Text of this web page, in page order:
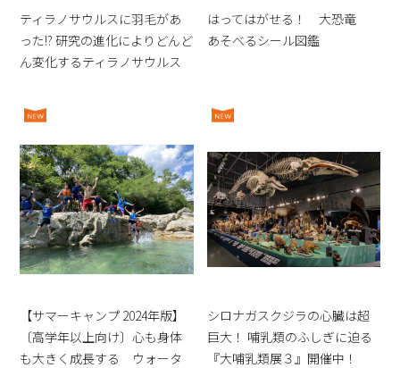
ティラノサウルスに羽毛があ
った!? 研究の進化によりどんど
ん変化するティラノサウルス
はってはがせる！ 大恐竜
あそべるシール図鑑
【サマーキャンプ 2024年版】
〔高学年以上向け〕心も身体
も大きく成長する ウォータ
シロナガスクジラの心臓は超
巨大！ 哺乳類のふしぎに迫る
『大哺乳類展３』開催中！